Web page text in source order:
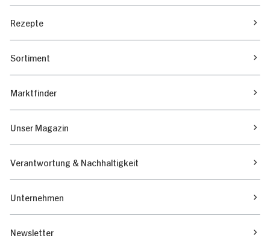
Rezepte
Sortiment
Marktfinder
Unser Magazin
Verantwortung & Nachhaltigkeit
Unternehmen
Newsletter